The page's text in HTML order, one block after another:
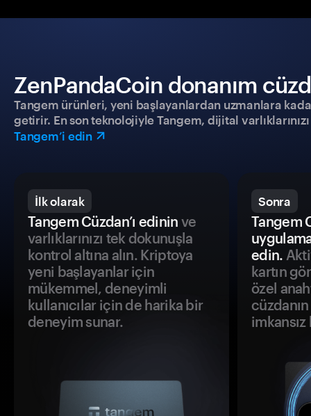
ZenPandaCoin donanım
Tangem ürünleri, yeni başlayanlardan uzmanlara
getirir. En son teknolojiyle Tangem, dijital
Tangem’i edin
İlk olarak
Tangem Cüzdan’ı edinin ve
varlıklarınızı tek dokunuşla
kontrol altına alın. Kriptoya
yeni başlayanlar için
mükemmel, deneyimli
kullanıcılar için de harika bir
deneyim sunar.
Sonra
Tangem
edin.
kartın
özel